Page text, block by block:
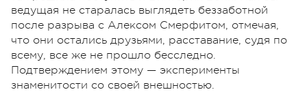
ведущая не старалась выглядеть беззаботной
после разрыва с Алексом Смерфитом, отмечая,
что они остались друзьями, расставание, судя по
всему, все же не прошло бесследно.
Подтверждением этому — эксперименты
знаменитости со своей внешностью.